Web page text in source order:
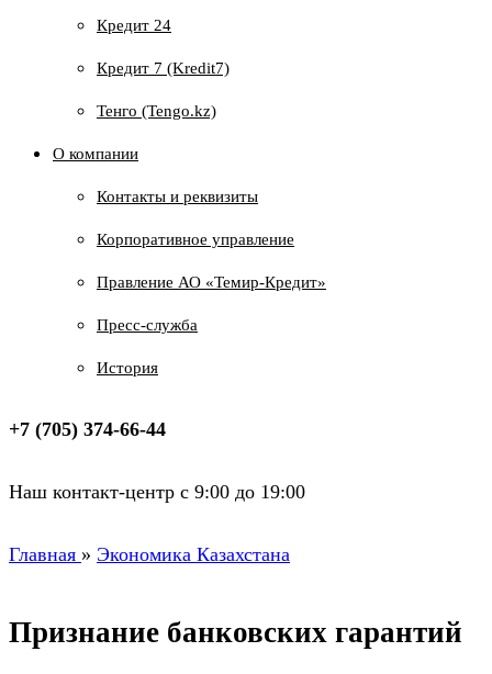
Кредит 24
Кредит 7 (Kredit7)
Тенго (Tengo.kz)
О компании
Контакты и реквизиты
Корпоративное управление
Правление АО «Темир-Кредит»
Пресс-служба
История
+7 (705) 374-66-44
Наш контакт-центр с 9:00 до 19:00
Главная » Экономика Казахстана
Признание банковских гарантий